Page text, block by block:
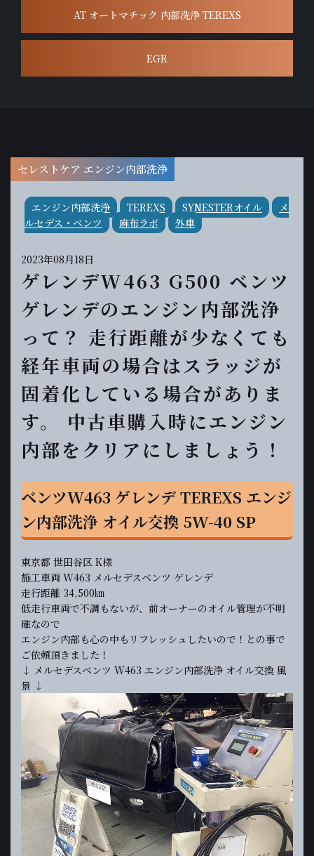
AT オートマチック 内部洗浄 TEREXS
EGR
セレストケア エンジン内部洗浄
エンジン内部洗浄 TEREXS SYNESTERオイル
メ
ルセデス・ベンツ
麻布ラボ 外車
2023年08月18日
ゲレンデW463 G500 ベンツ
ゲレンデのエンジン内部洗浄
って？ 走行距離が少なくても
経年車両の場合はスラッジが
固着化している場合がありま
す。 中古車購入時にエンジン
内部をクリアにしましょう！
ベンツW463 ゲレンデ TEREXS エンジ
ン内部洗浄 オイル交換 5W-40 SP
東京都 世田谷区 K様
施工車両 W463 メルセデスベンツ ゲレンデ
走行距離 34,500㎞
低走行車両で不調もないが、前オーナーのオイル管理が不明
確なので
エンジン内部も心の中もリフレッシュしたいので！との事で
ご依頼頂きました！
↓ メルセデスベンツ W463 エンジン内部洗浄 オイル交換 風
景 ↓